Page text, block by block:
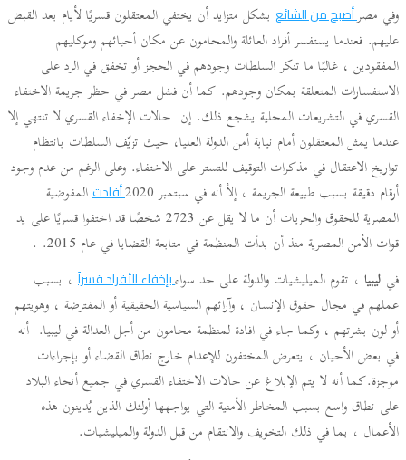
وفي مصرأصبح من الشائع بشكل متزايد أن يختفي المعتقلون قسريًا لأيام بعد القبض
عليهم. فعندما يستفسر أفراد العائلة والمحامون عن مكان أحبائهم وموكليهم
المفقودين ، غالبًا ما تنكر السلطات وجودهم في الحجز أو تخفق في الرد على
الاستفسارات المتعلقة بمكان وجودهم. كما أن فشل مصر في حظر جريمة الاختفاء
القسري في التشريعات المحلية يشجع ذلك. إن حالات الإخفاء القسري لا تنتهي إلا
عندما يمثل المعتقلون أمام نيابة أمن الدولة العليا، حيث تزيّف السلطات بانتظام
تواريخ الاعتقال في مذكرات التوقيف للتستر على الاختفاء. وعلى الرغم من عدم وجود
أرقام دقيقة بسبب طبيعة الجريمة ، إلأ أنه في سبتمبر 2020
أفادتالمفوضية
المصرية للحقوق والحريات أن ما لا يقل عن 2723 شخصًا قد اختفوا قسريًا على يد
قوات الأمن المصرية منذ أن بدأت المنظمة في متابعة القضايا في عام 2015. .
في ليبيا ، تقوم الميليشيات والدولة على حد سواءبإخفاء الأفراد قسراً ، بسبب
عملهم في مجال حقوق الإنسان ، وآرائهم السياسية الحقيقية أو المفترضة ، وهويتهم
أو لون بشرتهم ، وكما جاء في افادة لمنظمة محامون من أجل العدالة في ليبيا. أنه
في بعض الأحيان ، يتعرض المختفون للإعدام خارج نطاق القضاء أو بإجراءات
موجزة.كما أنه لا يتم الإبلاغ عن حالات الاختفاء القسري في جميع أنحاء البلاد
على نطاق واسع بسبب المخاطر الأمنية التي يواجهها أولئك الذين يُدينون هذه
الأعمال ، بما في ذلك التخويف والانتقام من قبل الدولة والميليشيات.